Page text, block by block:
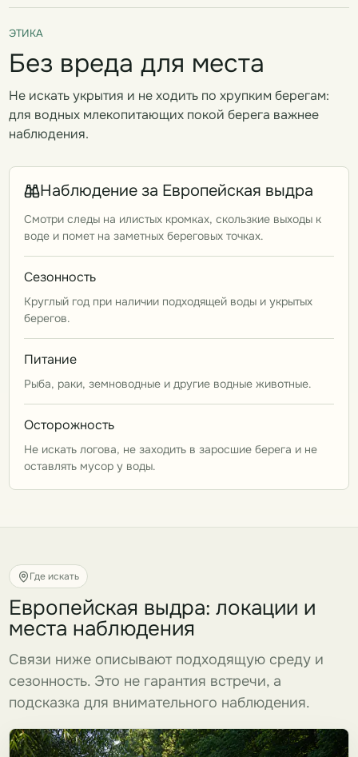
ЭТИКА
Без вреда для места
Не искать укрытия и не ходить по хрупким берегам:
для водных млекопитающих покой берега важнее
наблюдения.
Наблюдение за Европейская выдра
Смотри следы на илистых кромках, скользкие выходы к
воде и помет на заметных береговых точках.
Сезонность
Круглый год при наличии подходящей воды и укрытых
берегов.
Питание
Рыба, раки, земноводные и другие водные животные.
Осторожность
Не искать логова, не заходить в заросшие берега и не
оставлять мусор у воды.
Где искать
Европейская выдра: локации и
места наблюдения
Связи ниже описывают подходящую среду и
сезонность. Это не гарантия встречи, а
подсказка для внимательного наблюдения.